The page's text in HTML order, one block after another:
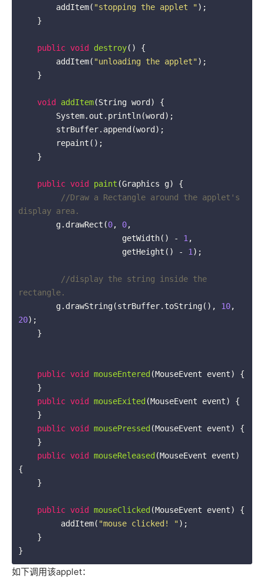
        addItem(
"stopping the applet " );
public void destroy()
{
        addItem(
"unloading the applet" );
void addItem(String word)
{
public void paint (Graphics g)
{
//Draw a Rectangle around the applet's
display area.
        g.drawRect(
0, 0,
                      getWidth() -
1 ,
                      getHeight() -
1 );
//display the string inside the
rectangle.
        g.drawString(strBuffer.toString(),
10
20);
public void mouseEntered (MouseEvent event)
{
public void mouseExited (MouseEvent event)
{
public void mousePressed (MouseEvent event)
{
public void mouseReleased (MouseEvent event)
{
public void mouseClicked (MouseEvent event)
{
         addItem(
"mouse clicked! " );
如下调用该applet：